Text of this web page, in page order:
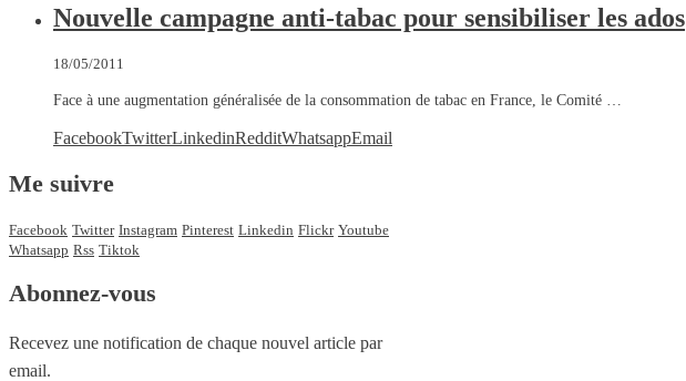
Nouvelle campagne anti-tabac pour sensibiliser les ados
18/05/2011
Face à une augmentation généralisée de la consommation de tabac en France, le Comité …
FacebookTwitterLinkedinRedditWhatsappEmail
Me suivre
Facebook Twitter Instagram Pinterest Linkedin Flickr Youtube
Whatsapp Rss Tiktok
Abonnez-vous
Recevez une notification de chaque nouvel article par
email.